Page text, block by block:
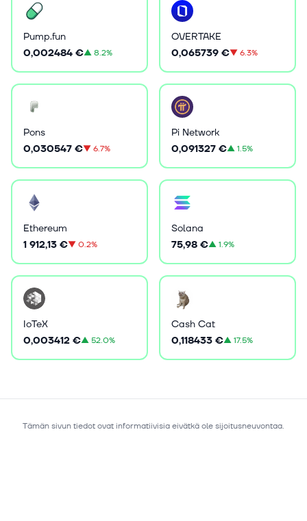
Pump.fun
0,002484 €▲8.2%
OVERTAKE
0,065739 €▼6.3%
Pons
0,030547 €▼6.7%
Pi Network
0,091327 €▲1.5%
Ethereum
1 912,13 €▼0.2%
Solana
75,98 €▲1.9%
IoTeX
0,003412 €▲52.0%
Cash Cat
0,118433 €▲17.5%
Tämän sivun tiedot ovat informatiivisia eivätkä ole sijoitusneuvontaa.